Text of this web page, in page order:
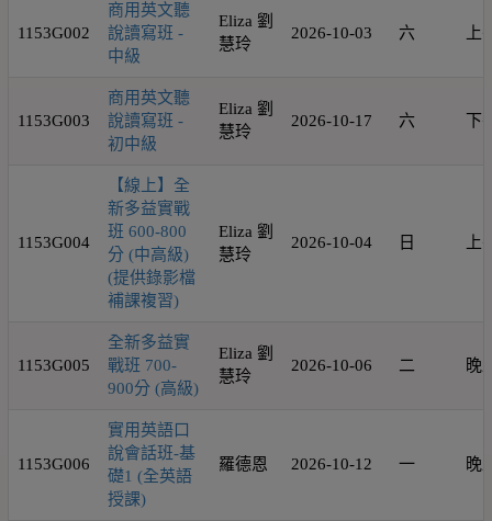
1153G002
商用英文聽
說讀寫班 -
中級
Eliza 劉
慧玲
2026-10-03 六 上
1153G003
商用英文聽
說讀寫班 -
初中級
Eliza 劉
慧玲
2026-10-17 六 下
1153G004
【線上】全
新多益實戰
班 600-800
分 (中高級)
(提供錄影檔
補課複習)
Eliza 劉
慧玲
2026-10-04 日 上
1153G005
全新多益實
戰班 700-
900分 (高級)
Eliza 劉
慧玲
2026-10-06 二 晚
1153G006
實用英語口
說會話班-基
礎1 (全英語
授課)
羅德恩 2026-10-12 一 晚